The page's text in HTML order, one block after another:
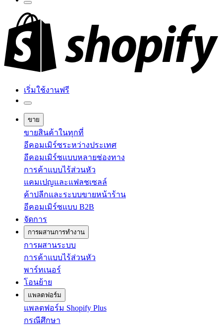
เริ่มใช้งานฟรี
ขาย
ขายสินค้าในทุกที่
อีคอมเมิร์ซระหว่างประเทศ
อีคอมเมิร์ซแบบหลายช่องทาง
การค้าแบบไร้ส่วนหัว
แคมเปญและแฟลชเซลล์
ค้าปลีกและระบบขายหน้าร้าน
อีคอมเมิร์ซแบบ B2B
จัดการ
การผสานการทำงาน
การผสานระบบ
การค้าแบบไร้ส่วนหัว
พาร์ทเนอร์
โอนย้าย
แพลตฟอร์ม
แพลตฟอร์ม Shopify Plus
กรณีศึกษา